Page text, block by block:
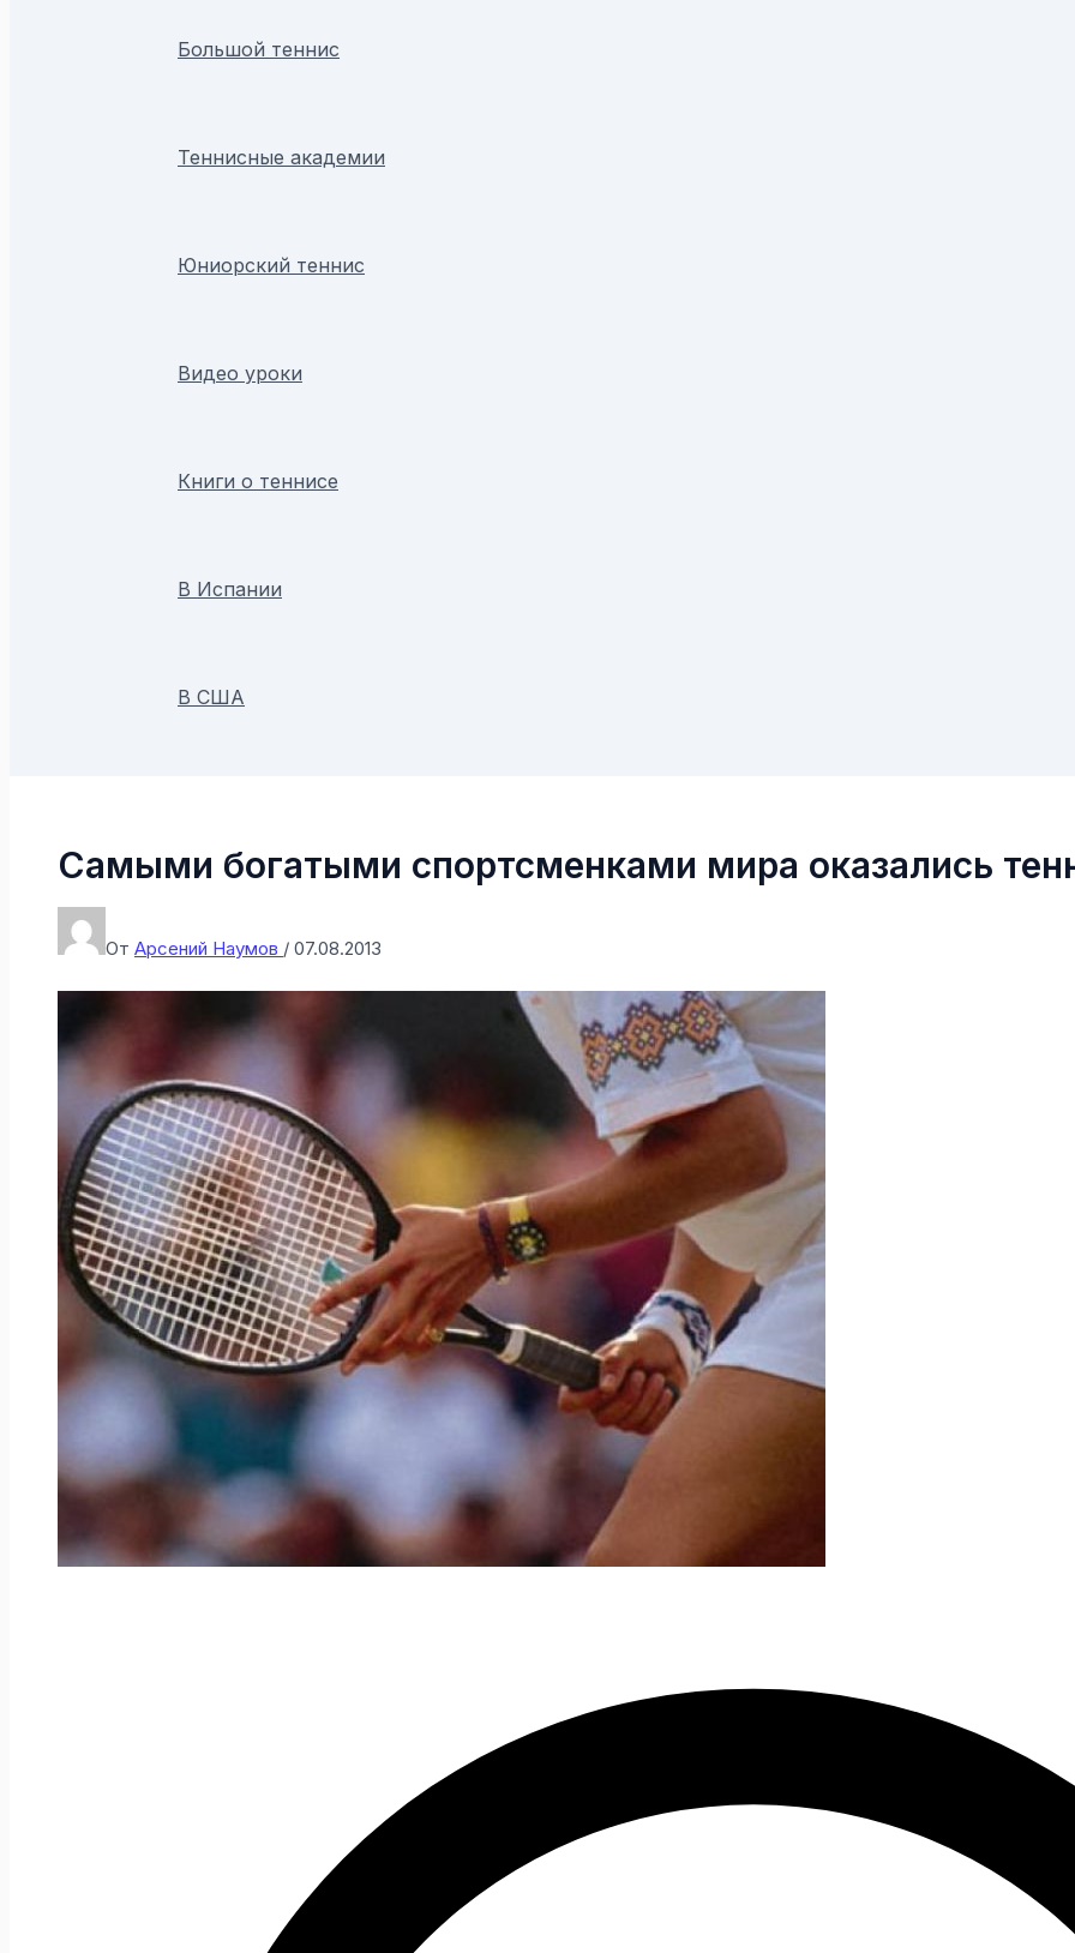
Большой теннис
Теннисные академии
Юниорский теннис
Видео уроки
Книги о теннисе
В Испании
В США
Самыми богатыми спортсменками мира оказались
От Арсений Наумов / 07.08.2013